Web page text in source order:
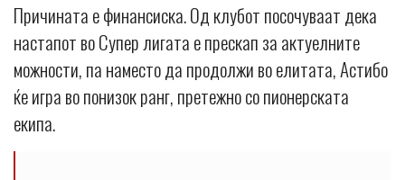
Причината е финансиска. Од клубот посочуваат дека
настапот во Супер лигата е прескап за актуелните
можности, па наместо да продолжи во елитата, Астибо
ќе игра во понизок ранг, претежно со пионерската
екипа.